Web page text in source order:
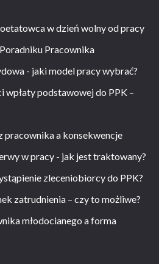
w dzień wolny od pracy
Pracownika
- jaki model pracy wybrać?
wpłaty podstawowej do PPK –
pracownika a konsekwencje
w pracy - jak jest traktowany?
zleceniobiorcy do PPK?
zatrudnienia – czy to możliwe?
młodocianego a forma